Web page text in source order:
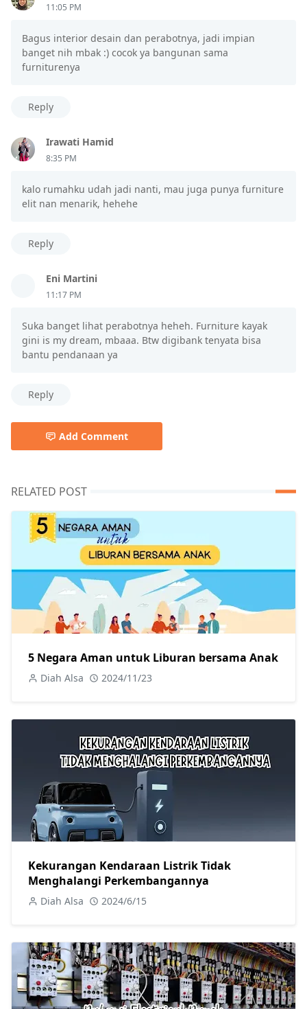
11:05 PM
Bagus interior desain dan perabotnya, jadi impian
banget nih mbak :) cocok ya bangunan sama
furniturenya
Reply
Irawati Hamid
8:35 PM
kalo rumahku udah jadi nanti, mau juga punya furniture
elit nan menarik, hehehe
Reply
Eni Martini
11:17 PM
Suka banget lihat perabotnya heheh. Furniture kayak
gini is my dream, mbaaa. Btw digibank tenyata bisa
bantu pendanaan ya
Reply
Add Comment
RELATED POST
5 Negara Aman untuk Liburan bersama Anak
Diah Alsa 2024/11/23
Kekurangan Kendaraan Listrik Tidak
Menghalangi Perkembangannya
Diah Alsa 2024/6/15